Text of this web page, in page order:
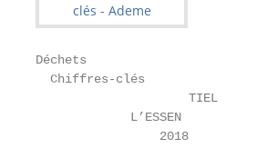
Déchets
  Chiffres-clés
                     TIEL
             L’ESSEN
                 2018